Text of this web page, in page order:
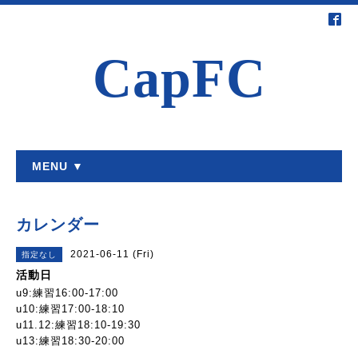
CapFC
MENU ▼
カレンダー
指定なし 2021-06-11 (Fri)
活動日
u9:練習16:00-17:00
u10:練習17:00-18:10
u11.12:練習18:10-19:30
u13:練習18:30-20:00